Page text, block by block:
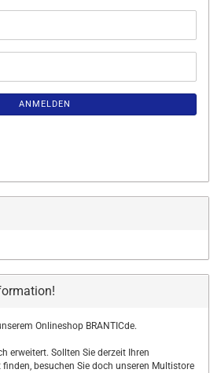
ANMELDEN
Onlineshop BRANTICde.
erweitert. Sollten Sie derzeit Ihren
besuchen Sie doch unseren Multistore